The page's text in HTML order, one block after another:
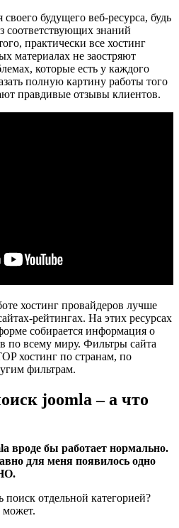
будущего веб-ресурса, будь
соответствующих знаний
практически все хостинг
материалах не заостряют
которые есть у каждого
полную картину работы того
правдивые отзывы клиентов.
хостинг провайдеров лучше
рейтингах. На этих ресурсах
собирается информация о
по всему миру. Фильтры сайта
хостинг по странам, по
фильтрам.
joomla – а что
вроде бы работает нормально.
для меня появилось одно
отдельной категорией?